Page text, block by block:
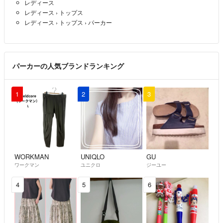
レディース
レディース › トップス
レディース › トップス › パーカー
パーカーの人気ブランドランキング
1
WORKMAN
ワークマン
2
UNIQLO
ユニクロ
3
GU
ジーユー
4 5 6